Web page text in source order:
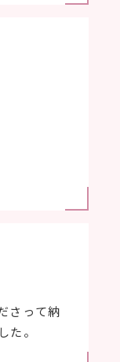
さって納
た。